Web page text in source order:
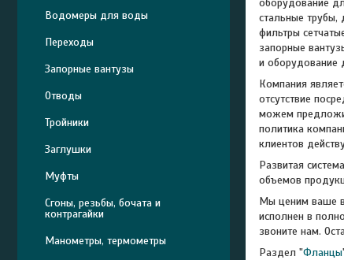
оборудование
стальные
фильтры
запорные
и оборудование
Компания
отсутствие
можем
политика
клиентов
Развитая
объемов
Мы ценим ваше
исполнен в
звоните нам.
Раздел "Фланцы
Водомеры для воды
Переходы
Запорные вантузы
Отводы
Тройники
Заглушки
Муфты
Сгоны, резьбы, бочата и
контрагайки
Манометры, термометры